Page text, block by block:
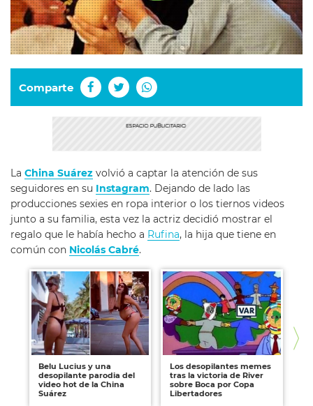
Comparte
La China Suárez volvió a captar la atención de sus
seguidores en su Instagram. Dejando de lado las
producciones sexies en ropa interior o los tiernos videos
junto a su familia, esta vez la actriz decidió mostrar el
regalo que le había hecho a Rufina, la hija que tiene en
común con Nicolás Cabré.
Belu Lucius y una
desopilante parodia del
video hot de la China
Suárez
Los desopilantes memes
tras la victoria de River
sobre Boca por Copa
Libertadores